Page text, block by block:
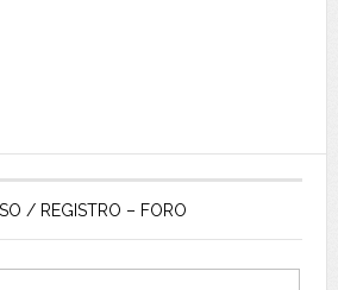
/ REGISTRO – FORO